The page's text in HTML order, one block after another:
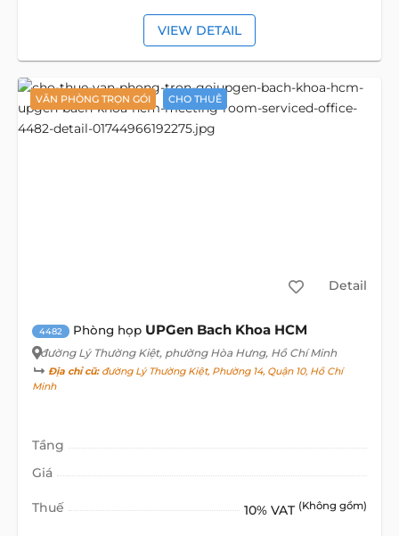
VIEW DETAIL
VĂN PHÒNG TRỌN GÓI CHO THUÊ
Detail
4482 Phòng họp UPGen Bach Khoa HCM
đường Lý Thường Kiệt, phường Hòa Hưng, Hồ Chí Minh
Địa chỉ cũ:đường Lý Thường Kiệt, Phường 14, Quận 10, Hồ Chí
Minh
Tầng
Giá
Thuế 10% VAT (Không gồm)